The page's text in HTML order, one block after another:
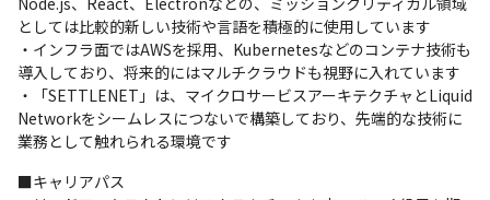
としては比較的新しい技術や言語を積極的に使用しています
・インフラ面ではAWSを採用、Kubernetesなどのコンテナ技術も
導入しており、将来的にはマルチクラウドも視野に入れています
・「SETTLENET」は、マイクロサービスアーキテクチャとLiquid
Networkをシームレスにつないで構築しており、先端的な技術に
業務として触れられる環境です
■キャリアパス